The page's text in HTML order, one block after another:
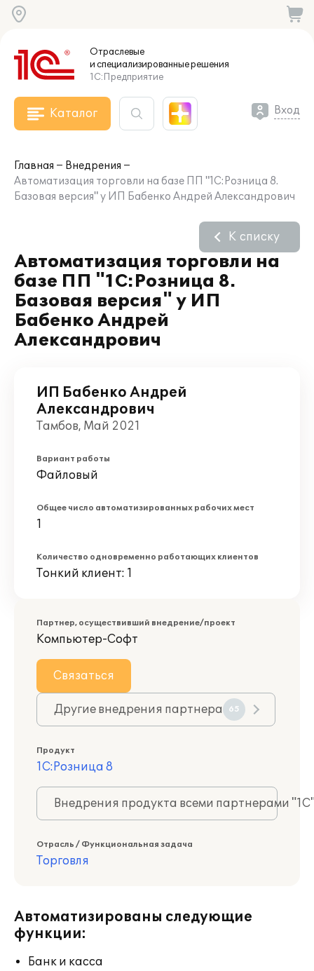
Отраслевые
и специализированныерешения
1С:Предприятие
Каталог Вход
Главная
Внедрения
Автоматизация торговли на базе ПП "1С:Розница 8.
Базовая версия" у ИП Бабенко Андрей Александрович
Автоматизация торговли на
базе ПП "1С:Розница 8.
Базовая версия" у ИП
Бабенко Андрей
Александрович
К списку
ИП Бабенко Андрей
Александрович
Тамбов, Май 2021
Вариант работы
Файловый
Общее число автоматизированных рабочих мест
1
Количество одновременно работающих клиентов
Тонкий клиент: 1
Партнер, осуществивший внедрение/проект
Компьютер-Софт
Связаться
Другие внедрения партнера 65
Продукт
1С:Розница 8
Внедрения продукта всеми партнерами
Отрасль / Функциональная задача
Торговля
Автоматизированы следующие
функции:
Банк и касса